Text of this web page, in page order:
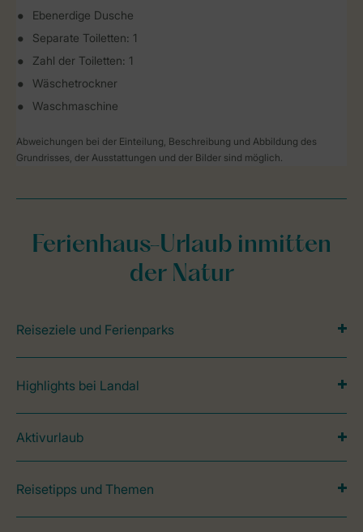
Ebenerdige Dusche
Separate Toiletten: 1
Zahl der Toiletten: 1
Wäschetrockner
Waschmaschine
Abweichungen bei der Einteilung, Beschreibung und Abbildung des
Grundrisses, der Ausstattungen und der Bilder sind möglich.
Ferienhaus-Urlaub inmitten
der Natur
Reiseziele und Ferienparks
Highlights bei Landal
Aktivurlaub
Reisetipps und Themen